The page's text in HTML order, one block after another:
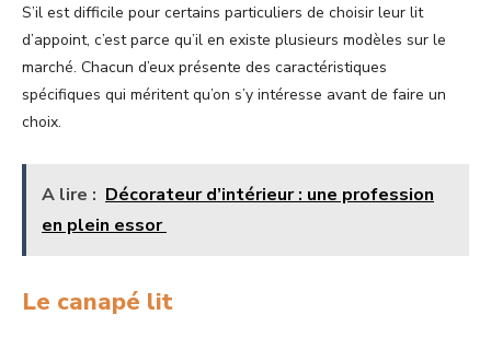
S’il est difficile pour certains particuliers de choisir leur lit
d’appoint, c’est parce qu’il en existe plusieurs modèles sur le
marché. Chacun d’eux présente des caractéristiques
spécifiques qui méritent qu’on s’y intéresse avant de faire un
choix.
A lire : Décorateur d’intérieur : une profession
en plein essor
Le canapé lit